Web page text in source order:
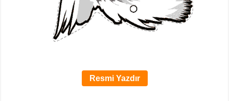
Resmi Yazdır